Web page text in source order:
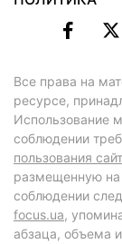
Все права на
ресурсе,
Использование
соблюдении
пользования
размещенную на
соблюдении
focus.ua,
абзаца, объема